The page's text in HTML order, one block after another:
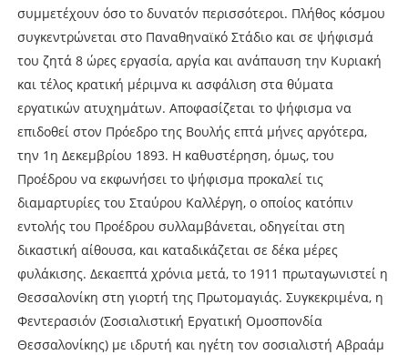
συμμετέχουν όσο το δυνατόν περισσότεροι. Πλήθος κόσμου
συγκεντρώνεται στο Παναθηναϊκό Στάδιο και σε ψήφισμά
του ζητά 8 ώρες εργασία, αργία και ανάπαυση την Κυριακή
και τέλος κρατική μέριμνα κι ασφάλιση στα θύματα
εργατικών ατυχημάτων. Αποφασίζεται το ψήφισμα να
επιδοθεί στον Πρόεδρο της Βουλής επτά μήνες αργότερα,
την 1η Δεκεμβρίου 1893. Η καθυστέρηση, όμως, του
Προέδρου να εκφωνήσει το ψήφισμα προκαλεί τις
διαμαρτυρίες του Σταύρου Καλλέργη, ο οποίος κατόπιν
εντολής του Προέδρου συλλαμβάνεται, οδηγείται στη
δικαστική αίθουσα, και καταδικάζεται σε δέκα μέρες
φυλάκισης. Δεκαεπτά χρόνια μετά, το 1911 πρωταγωνιστεί η
Θεσσαλονίκη στη γιορτή της Πρωτομαγιάς. Συγκεκριμένα, η
Φεντερασιόν (Σοσιαλιστική Εργατική Ομοσπονδία
Θεσσαλονίκης) με ιδρυτή και ηγέτη τον σοσιαλιστή Αβραάμ